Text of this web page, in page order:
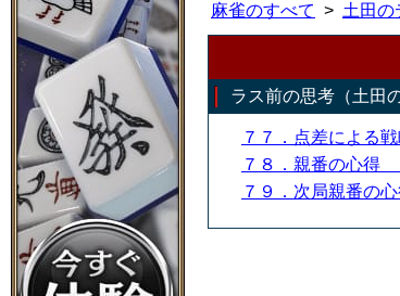
麻雀のすべて 土田の
ラス前の思考（土田
７７．点差による
７８．親番の心得
７９．次局親番の